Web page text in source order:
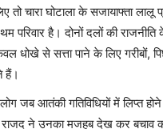
तो चारा घोटाला के सजायाफ्ता लालू
परिवार है। दोनों दलों की राजनीति
धोखे से सत्ता पाने के लिए गरीबों,
हैं।
जब आतंकी गतिविधियों में लिप्त
ने उनका मजहब देख कर बचाव